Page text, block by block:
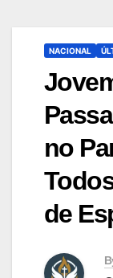
NACIONAL
no
de